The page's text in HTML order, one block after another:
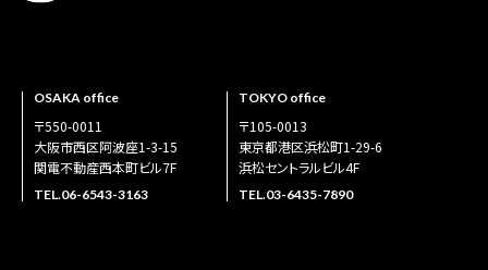
OSAKA office
〒550-0011
大阪市西区阿波座1-3-15
関電不動産西本町ビル7F
TEL.06-6543-3163
TOKYO office
〒105-0013
東京都港区浜松町1-29-6
浜松セントラルビル4F
TEL.03-6435-7890